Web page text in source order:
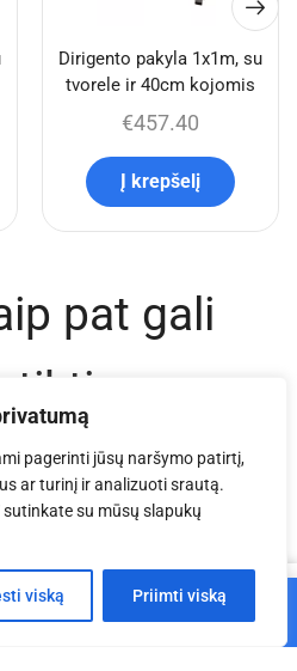
pagerinti jūsų naršymo patirtį,
ar turinį ir analizuoti srautą.
sutinkate su mūsų slapukų
viską Priimti viską
Dirigento pakyla 1x1m, su
tvorele ir 40cm kojomis
€457.40
Į krepšelį
pat gali
Į krepšelį
Krepšelis Paskyra